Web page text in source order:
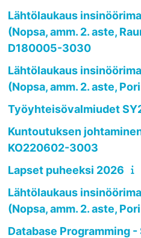
Lähtölaukaus
(Nopsa, amm. 2. aste,
D180005-3030
Lähtölaukaus
(Nopsa, amm. 2. aste,
Työyhteisövalmiudet
Kuntoutuksen
KO220602-3003
Lapset puheeksi 2026
Lähtölaukaus
(Nopsa, amm. 2. aste,
Database Programming